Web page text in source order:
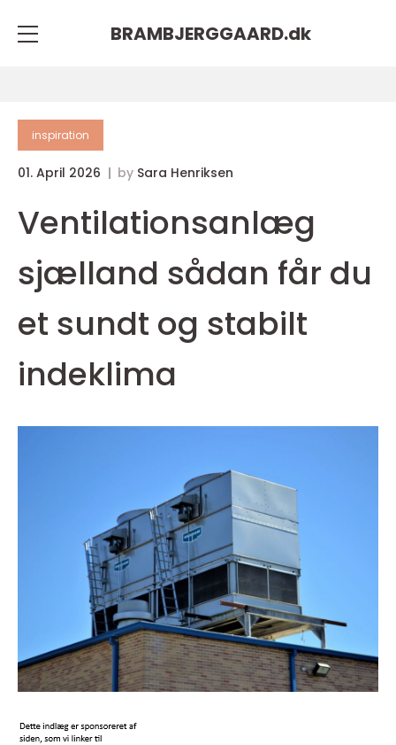
BRAMBJERGGAARD.dk
inspiration
01. April 2026 by Sara Henriksen
Ventilationsanlæg
sjælland sådan får du
et sundt og stabilt
indeklima